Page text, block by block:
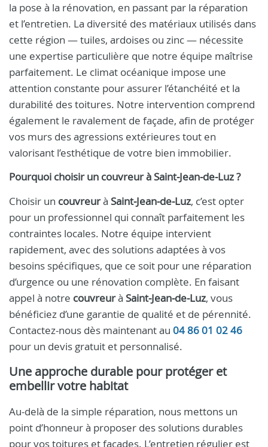
la pose à la rénovation, en passant par la réparation
et l’entretien. La diversité des matériaux utilisés dans
cette région — tuiles, ardoises ou zinc — nécessite
une expertise particulière que notre équipe maîtrise
parfaitement. Le climat océanique impose une
attention constante pour assurer l’étanchéité et la
durabilité des toitures. Notre intervention comprend
également le ravalement de façade, afin de protéger
vos murs des agressions extérieures tout en
valorisant l’esthétique de votre bien immobilier.
Pourquoi choisir un couvreuràSaint‑Jean‑de‑Luz?
Choisir un couvreurà Saint‑Jean‑de‑Luz, c’est opter
pour un professionnel qui connaît parfaitement les
contraintes locales. Notre équipe intervient
rapidement, avec des solutions adaptées à vos
besoins spécifiques, que ce soit pour une réparation
d’urgence ou une rénovation complète. En faisant
appel à notre couvreurà Saint‑Jean‑de‑Luz, vous
bénéficiez d’une garantie de qualité et de pérennité.
Contactez-nous dès maintenant au 04 86 01 02 46
pour un devis gratuit et personnalisé.
Une approche durable pour protéger et
embellir votre habitat
Au-delà de la simple réparation, nous mettons un
point d’honneur à proposer des solutions durables
pour vos toitures et façades. L’entretien régulier est